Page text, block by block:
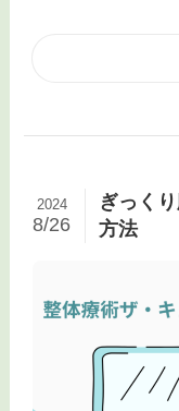
ぎっく
方法
2024
8/26